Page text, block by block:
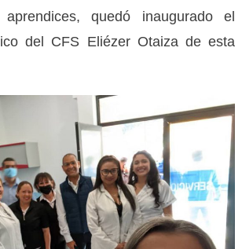
quedó inaugurado el
del CFS Eliézer Otaiza de esta